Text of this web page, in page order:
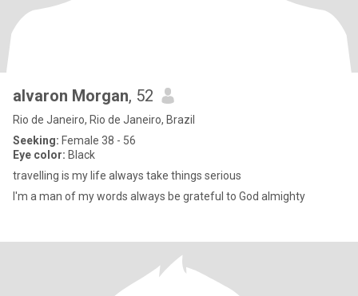
alvaron Morgan, 52
Rio de Janeiro, Rio de Janeiro, Brazil
Seeking: Female 38 - 56
Eye color: Black
travelling is my life always take things serious
I'm a man of my words always be grateful to God almighty